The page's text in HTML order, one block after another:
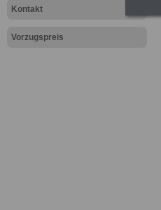
Kontakt
Vorzugspreis